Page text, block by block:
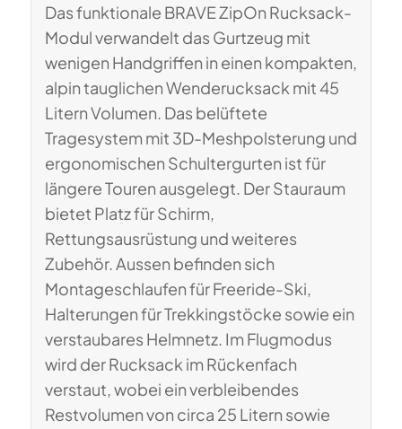
Das funktionale BRAVE ZipOn Rucksack-
Modul verwandelt das Gurtzeug mit
wenigen Handgriffen in einen kompakten,
alpin tauglichen Wenderucksack mit 45
Litern Volumen. Das belüftete
Tragesystem mit 3D-Meshpolsterung und
ergonomischen Schultergurten ist für
längere Touren ausgelegt. Der Stauraum
bietet Platz für Schirm,
Rettungsausrüstung und weiteres
Zubehör. Aussen befinden sich
Montageschlaufen für Freeride-Ski,
Halterungen für Trekkingstöcke sowie ein
verstaubares Helmnetz. Im Flugmodus
wird der Rucksack im Rückenfach
verstaut, wobei ein verbleibendes
Restvolumen von circa 25 Litern sowie